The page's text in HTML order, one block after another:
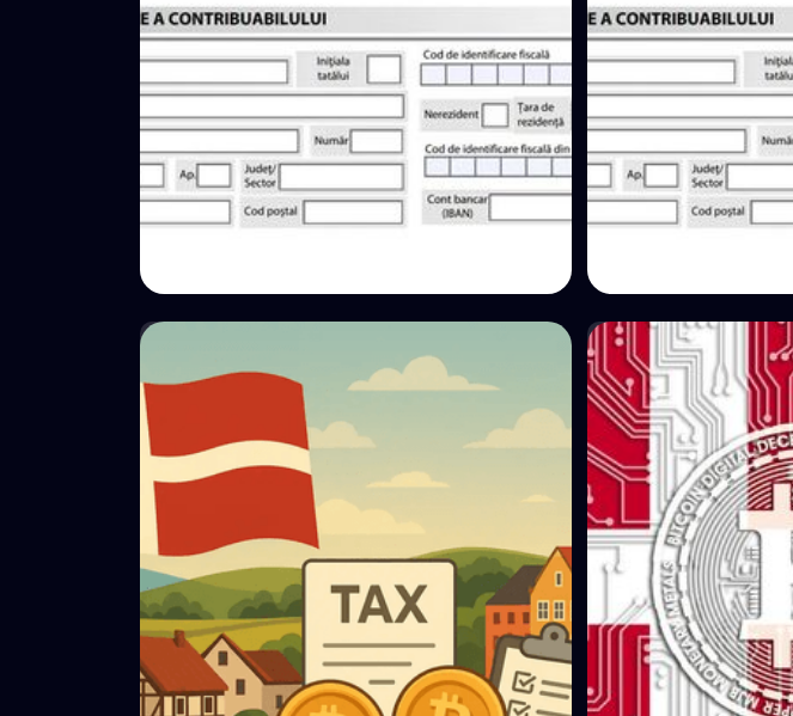
Passo a passo: como declarar
impostos sobre cripto à ANAF no
Formulário 212
Como declarar
criptomoedas à
212